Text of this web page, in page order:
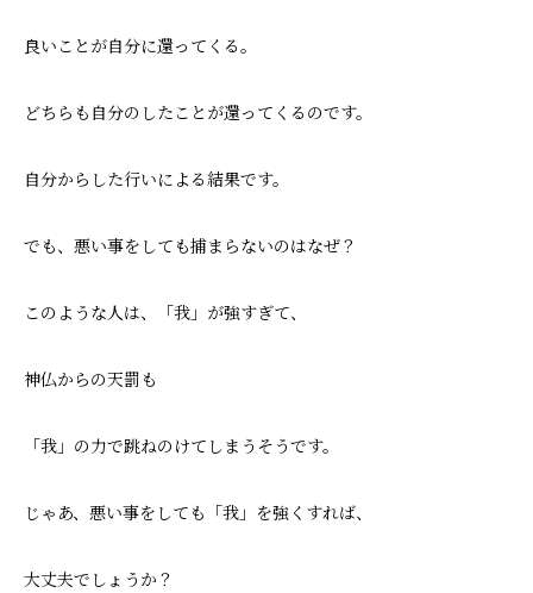
良いことが自分に還ってくる。
どちらも自分のしたことが還ってくるのです。
自分からした行いによる結果です。
でも、悪い事をしても捕まらないのはなぜ？
このような人は、「我」が強すぎて、
神仏からの天罰も
「我」の力で跳ねのけてしまうそうです。
じゃあ、悪い事をしても「我」を強くすれば、
大丈夫でしょうか？